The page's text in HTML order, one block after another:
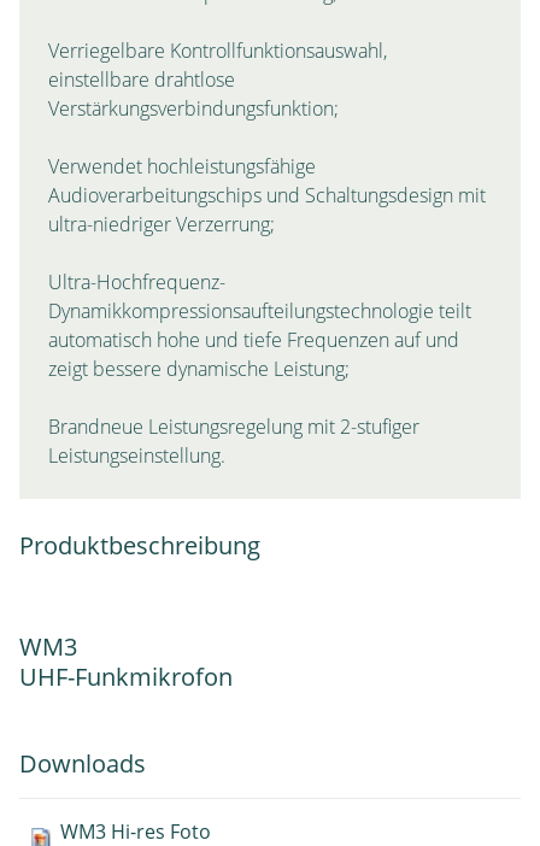
Verriegelbare Kontrollfunktionsauswahl,
einstellbare drahtlose
Verstärkungsverbindungsfunktion;
Verwendet hochleistungsfähige
Audioverarbeitungschips und Schaltungsdesign mit
ultra-niedriger Verzerrung;
Ultra-Hochfrequenz-
Dynamikkompressionsaufteilungstechnologie teilt
automatisch hohe und tiefe Frequenzen auf und
zeigt bessere dynamische Leistung;
Brandneue Leistungsregelung mit 2-stufiger
Leistungseinstellung.
Produktbeschreibung
WM3
UHF-Funkmikrofon
Downloads
WM3 Hi-res Foto